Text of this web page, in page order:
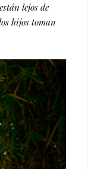
lejos de
hijos toman